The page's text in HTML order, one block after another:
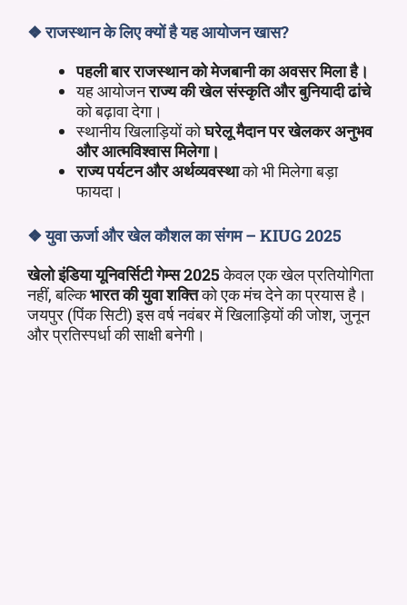
❖राजस्थान के लिए क्यों है यह आयोजन खास?
पहली बार राजस्थान को मेजबानी का अवसर मिला है।
यह आयोजनराज्य की खेल संस्कृति और बुनियादी ढांचे
को बढ़ावा देगा।
स्थानीय खिलाड़ियों कोघरेलू मैदान पर खेलकर अनुभव
और आत्मविश्वास मिलेगा।
राज्य पर्यटन और अर्थव्यवस्थाको भी मिलेगा बड़ा
फायदा।
❖युवा ऊर्जा और खेल कौशल का संगम – KIUG 2025
खेलो इंडिया यूनिवर्सिटी गेम्स 2025केवल एक खेल प्रतियोगिता
नहीं, बल्किभारत की युवा शक्तिको एक मंच देने का प्रयास है।
जयपुर (पिंक सिटी) इस वर्ष नवंबर में खिलाड़ियों की जोश, जुनून
और प्रतिस्पर्धा की साक्षी बनेगी।